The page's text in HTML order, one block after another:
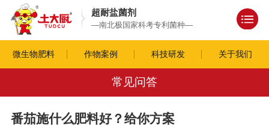
超耐盐菌剂
—南北极国家科考专利菌种—
微生物肥料 作物案例 科技研发 关于我们
常见问答
番茄施什么肥料好？给你方案